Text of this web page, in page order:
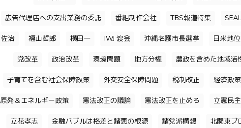
広告代理店への支出業務の委託 番組制作会社 TBS報道特集
佐治 福山哲郎 横田一 IWJ 渡会 沖縄名護市長選挙 日米地
党改革 政治改革 環境問題 地方分権 農政を含めた地域活
子育てを含む社会保障政策 外交安全保障問題 税制改正 経済政策
原発＆エネルギー政策 憲法改正の議論 憲法改正を止めろ 立憲民
立花孝志 金融バブルは格差と諸悪の根源 諸党派構想 北関東ブ